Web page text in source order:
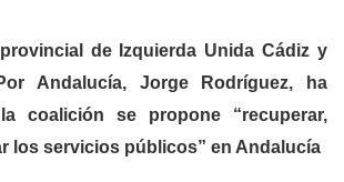
de Izquierda Unida Cádiz y
Andalucía, Jorge Rodríguez, ha
coalición se propone “recuperar,
los servicios públicos” en Andalucía